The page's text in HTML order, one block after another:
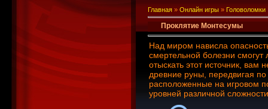
Главная » Онлайн игры » Головоломки
Проклятие Монтесумы
Над миром нависла
смертельной болезни
отыскать этот источник, вам
древние руны, передвигая
расположенные на игровом
уровней различной